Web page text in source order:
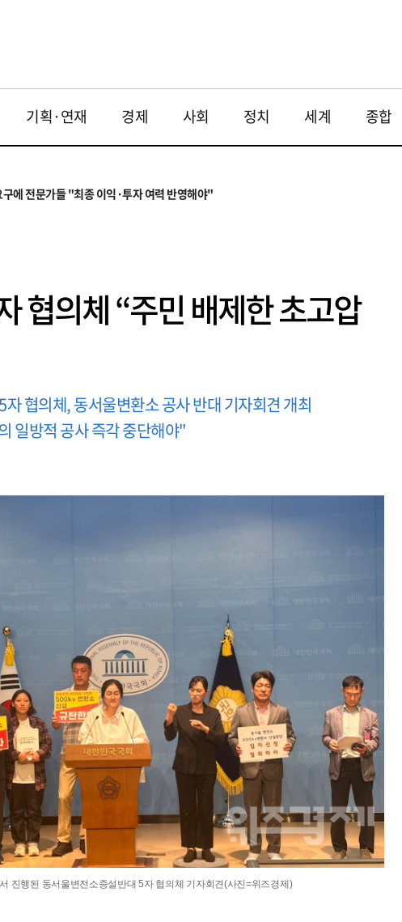
기획·연재 경제 사회 정치 세계 종합
에 전문가들 "최종 이익·투자 여력 반영해야"
협의체 “주민 배제한 초고압
협의체, 동서울변환소 공사 반대 기자회견 개최
일방적 공사 즉각 중단해야"
진행된 동서울변전소증설반대 5자 협의체 기자회견(사진=위즈경제)